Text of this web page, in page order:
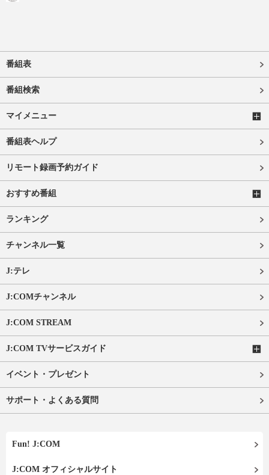
番組表
番組検索
マイメニュー
番組表ヘルプ
リモート録画予約ガイド
おすすめ番組
ランキング
チャンネル一覧
J:テレ
J:COMチャンネル
J:COM STREAM
J:COM TVサービスガイド
イベント・プレゼント
サポート・よくある質問
Fun! J:COM
J:COM オフィシャルサイト